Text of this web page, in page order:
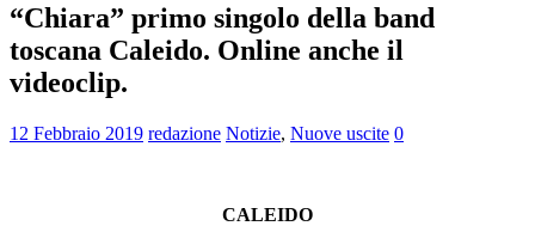
“Chiara” primo singolo della band
toscana Caleido. Online anche il
videoclip.
12 Febbraio 2019 redazione Notizie, Nuove uscite 0
CALEIDO